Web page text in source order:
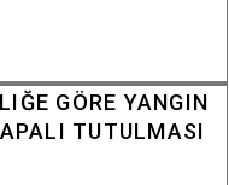
GÖRE YANGIN
TUTULMASI